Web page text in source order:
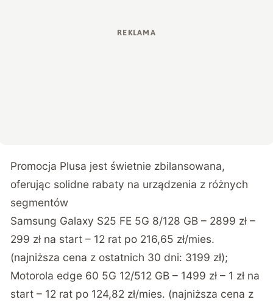
Promocja Plusa jest świetnie zbilansowana,
oferując solidne rabaty na urządzenia z różnych
segmentów
Samsung Galaxy S25 FE 5G 8/128 GB – 2899 zł –
299 zł na start – 12 rat po 216,65 zł/mies.
(najniższa cena z ostatnich 30 dni: 3199 zł);
Motorola edge 60 5G 12/512 GB – 1499 zł – 1 zł na
start – 12 rat po 124,82 zł/mies. (najniższa cena z